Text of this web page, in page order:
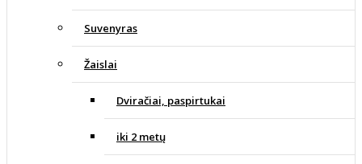
Suvenyras
Žaislai
Dviračiai, paspirtukai
iki 2 metų